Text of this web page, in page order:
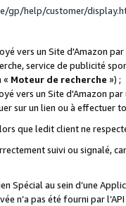
gp/help/customer/
vers un Site d'Amazon
service de publicité
« Moteur de recherche ») ;
vers un Site d'Amazon
sur un lien ou à
que ledit client ne
suivi ou signalé,
Spécial au sein d’une
n’a pas été fourni par